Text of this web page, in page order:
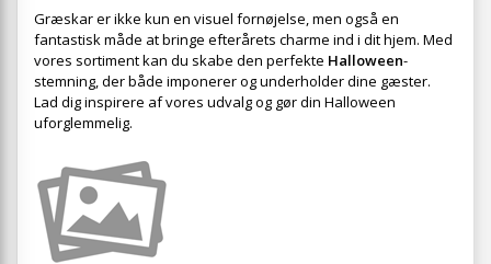
Græskar er ikke kun en visuel fornøjelse, men også en
fantastisk måde at bringe efterårets charme ind i dit hjem. Med
vores sortiment kan du skabe den perfekte Halloween-
stemning, der både imponerer og underholder dine gæster.
Lad dig inspirere af vores udvalg og gør din Halloween
uforglemmelig.